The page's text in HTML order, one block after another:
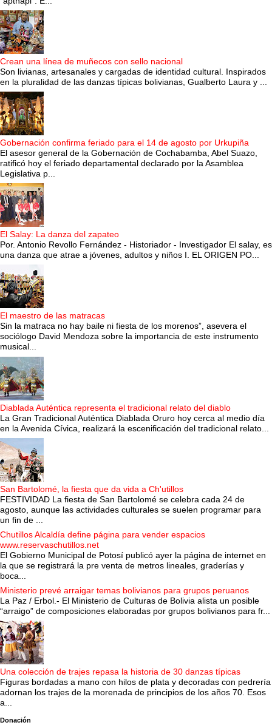
Crean una línea de muñecos con sello nacional
Son livianas, artesanales y cargadas de identidad cultural. Inspirados
en la pluralidad de las danzas típicas bolivianas, Gualberto Laura y ...
Gobernación confirma feriado para el 14 de agosto por Urkupiña
El asesor general de la Gobernación de Cochabamba, Abel Suazo,
ratificó hoy el feriado departamental declarado por la Asamblea
Legislativa p...
El Salay: La danza del zapateo
Por. Antonio Revollo Fernández - Historiador - Investigador El salay, es
una danza que atrae a jóvenes, adultos y niños I. EL ORIGEN PO...
El maestro de las matracas
Sin la matraca no hay baile ni fiesta de los morenos”, asevera el
sociólogo David Mendoza sobre la importancia de este instrumento
musical...
Diablada Auténtica representa el tradicional relato del diablo
La Gran Tradicional Auténtica Diablada Oruro hoy cerca al medio día
en la Avenida Cívica, realizará la escenificación del tradicional relato...
San Bartolomé, la fiesta que da vida a Ch'utillos
FESTIVIDAD La fiesta de San Bartolomé se celebra cada 24 de
agosto, aunque las actividades culturales se suelen programar para
un fin de ...
Chutillos Alcaldía define página para vender espacios
www.reservaschutillos.net
El Gobierno Municipal de Potosí publicó ayer la página de internet en
la que se registrará la pre venta de metros lineales, graderías y
boca...
Ministerio prevé arraigar temas bolivianos para grupos peruanos
La Paz / Erbol.- El Ministerio de Culturas de Bolivia alista un posible
“arraigo” de composiciones elaboradas por grupos bolivianos para fr...
Una colección de trajes repasa la historia de 30 danzas típicas
Figuras bordadas a mano con hilos de plata y decoradas con pedrería
adornan los trajes de la morenada de principios de los años 70. Esos
a...
Donación